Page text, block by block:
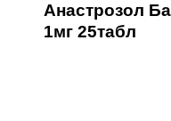
Анастрозол
1мг 25табл